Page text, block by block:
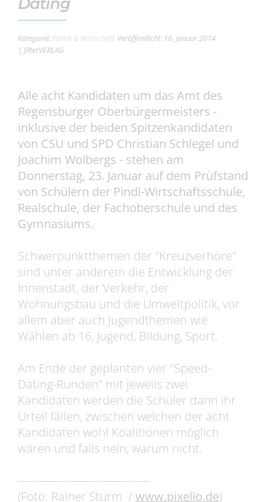
Kategorie: Politik & Wirtschaft Veröffentlicht: 16. Januar 2014
| filterVERLAG
Alle acht Kandidaten um das Amt des
Regensburger Oberbürgermeisters -
inklusive der beiden Spitzenkandidaten
von CSU und SPD Christian Schlegel und
Joachim Wolbergs - stehen am
Donnerstag, 23. Januar auf dem Prüfstand
von Schülern der Pindl-Wirtschaftsschule,
Realschule, der Fachoberschule und des
Gymnasiums.
Schwerpunktthemen der "Kreuzverhöre"
sind unter anderem die Entwicklung der
Innenstadt, der Verkehr, der
Wohnungsbau und die Umweltpolitik, vor
allem aber auch Jugendthemen wie
Wählen ab 16, Jugend, Bildung, Sport.
Am Ende der geplanten vier "Speed-
Dating-Runden" mit jeweils zwei
Kandidaten werden die Schüler dann ihr
Urteil fällen, zwischen welchen der acht
Kandidaten wohl Koalitionen möglich
wären und falls nein, warum nicht.
-------------------------------------
(Foto: Rainer Sturm / www.pixelio.de)